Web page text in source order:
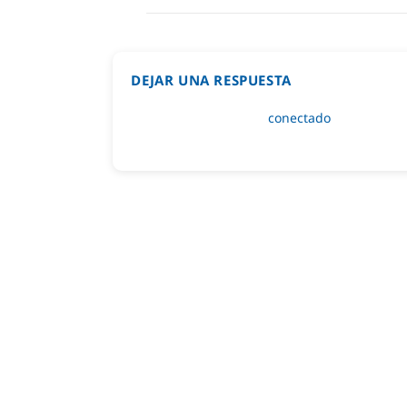
DEJAR UNA RESPUESTA
Lo siento, debes estarconectado